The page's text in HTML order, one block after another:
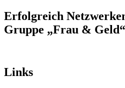
Erfolgreich
Gruppe „Frau & Geld“
Links